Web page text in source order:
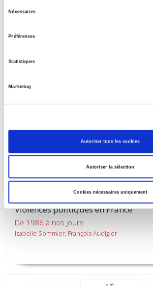
Nécessaires
Préférences
Statistiques
Marketing
Autoriser tous les cookies
Autoriser la sélection
Cookies nécessaires uniquement
Revue française de sociologie 61-3,
septembre 2020
et al.
Violences politiques en France
De 1986 à nos jours
Isabelle Sommier, François Audigier